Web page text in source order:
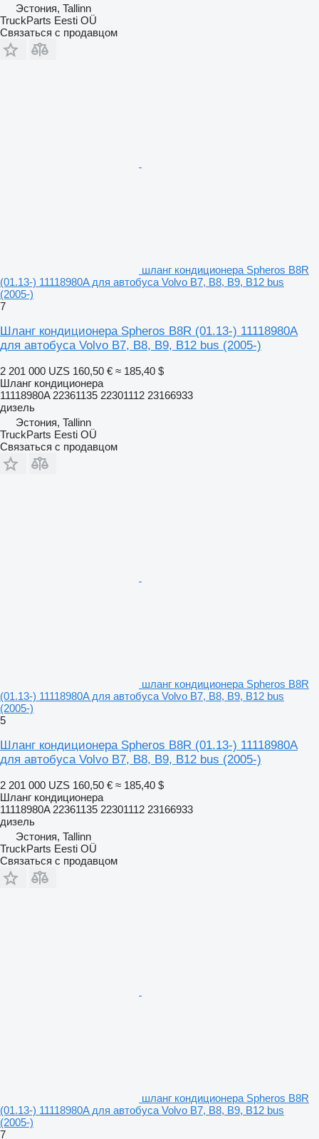
Эстония, Tallinn
TruckParts Eesti OÜ
Связаться с продавцом
шланг кондиционера Spheros B8R
(01.13-) 11118980A для автобуса Volvo B7, B8, B9, B12 bus
(2005-)
7
Шланг кондиционера Spheros B8R (01.13-) 11118980A
для автобуса Volvo B7, B8, B9, B12 bus (2005-)
2 201 000 UZS 160,50 € ≈ 185,40 $
Шланг кондиционера
11118980A 22361135 22301112 23166933
дизель
Эстония, Tallinn
TruckParts Eesti OÜ
Связаться с продавцом
шланг кондиционера Spheros B8R
(01.13-) 11118980A для автобуса Volvo B7, B8, B9, B12 bus
(2005-)
5
Шланг кондиционера Spheros B8R (01.13-) 11118980A
для автобуса Volvo B7, B8, B9, B12 bus (2005-)
2 201 000 UZS 160,50 € ≈ 185,40 $
Шланг кондиционера
11118980A 22361135 22301112 23166933
дизель
Эстония, Tallinn
TruckParts Eesti OÜ
Связаться с продавцом
шланг кондиционера Spheros B8R
(01.13-) 11118980A для автобуса Volvo B7, B8, B9, B12 bus
(2005-)
7